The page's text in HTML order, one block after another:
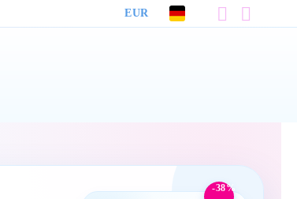
EUR
-38%